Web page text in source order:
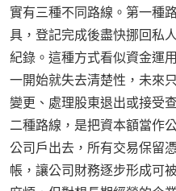
實有三種不同路線。第一種
具，登記完成後盡快挪回私
紀錄。這種方式看似資金運
一開始就失去清楚性，未來
變更、處理股東退出或接受
二種路線，是把資本額當作
公司戶出去，所有交易保留
帳，讓公司財務逐步形成可